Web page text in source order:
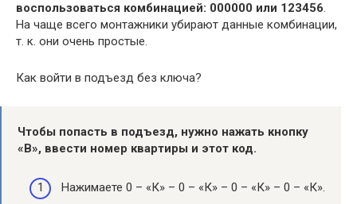
воспользоваться комбинацией: 000000 или 123456.
На чаще всего монтажники убирают данные комбинации,
т. к. они очень простые.
Как войти в подъезд без ключа?
Чтобы попасть в подъезд, нужно нажать кнопку
«В», ввести номер квартиры и этот код.
Нажимаете 0 – «К» – 0 – «К» – 0 – «К» – 0 – «К».